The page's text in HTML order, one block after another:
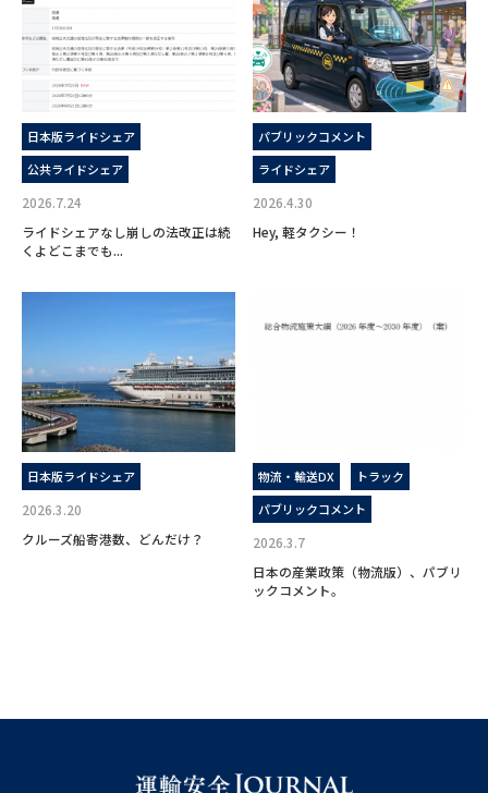
日本版ライドシェア
公共ライドシェア
2026.7.24
ライドシェアなし崩しの法改正は続
くよどこまでも...
パブリックコメント
ライドシェア
2026.4.30
Hey, 軽タクシー！
日本版ライドシェア
2026.3.20
クルーズ船寄港数、どんだけ？
物流・輸送DX
トラック
パブリックコメント
2026.3.7
日本の産業政策（物流版）、パブリ
ックコメント。